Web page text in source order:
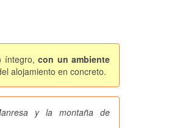
íntegro,con un ambiente
alojamiento en concreto.
y la montaña de